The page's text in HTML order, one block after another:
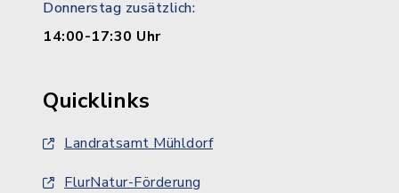
Donnerstag zusätzlich:
14:00-17:30 Uhr
Quicklinks
Landratsamt Mühldorf
FlurNatur-Förderung